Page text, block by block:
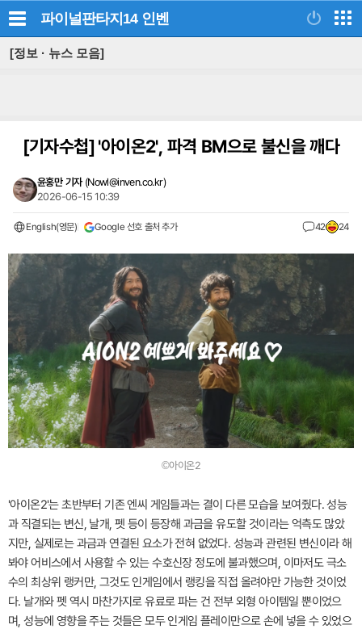
파이널판타지14 인벤
[정보 · 뉴스 모음]
[기자수첩]'아이온2', 파격 BM으로 불신을 깨다
윤홍만 기자 (Nowl@inven.co.kr)
2026-06-15 10:39
English(영문) Google 선호 출처 추가 42 24
©아이온2
'아이온2'는 초반부터 기존 엔씨 게임들과는 결이 다른 모습을 보여줬다. 성능
과 직결되는 변신, 날개, 펫 등이 등장해 과금을 유도할 것이라는 억측도 많았
지만, 실제로는 과금과 연결된 요소가 전혀 없었다. 성능과 관련된 변신이라 해
봐야 어비스에서 사용할 수 있는 수호신장 정도에 불과했으며, 이마저도 극소
수의 최상위 랭커만, 그것도 인게임에서 랭킹을 직접 올려야만 가능한 것이었
다. 날개와 펫 역시 마찬가지로 유료로 파는 건 전부 외형 아이템일 뿐이었으
며, 성능에 영향을 주는 것들은 모두 인게임 플레이만으로 손에 넣을 수 있었으